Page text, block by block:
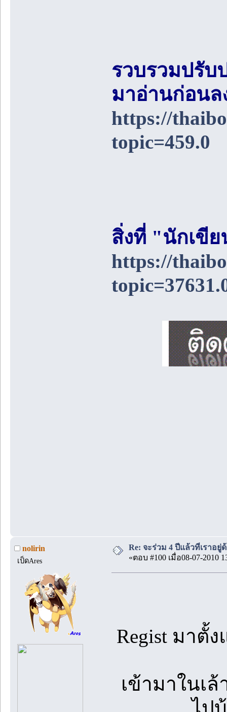
รวบรวมปรับ
มาอ่านก่อน
https://
topic=459.0
สิ่งที่ "นักเขี
https://
nolirin
เป็ดAres
Re: จะร่วม 4 ปีแล้วที่เราอยู่
«ตอบ #100 เมื่อ08-07-2010
Regist มาตั้ง
เข้ามาในเ